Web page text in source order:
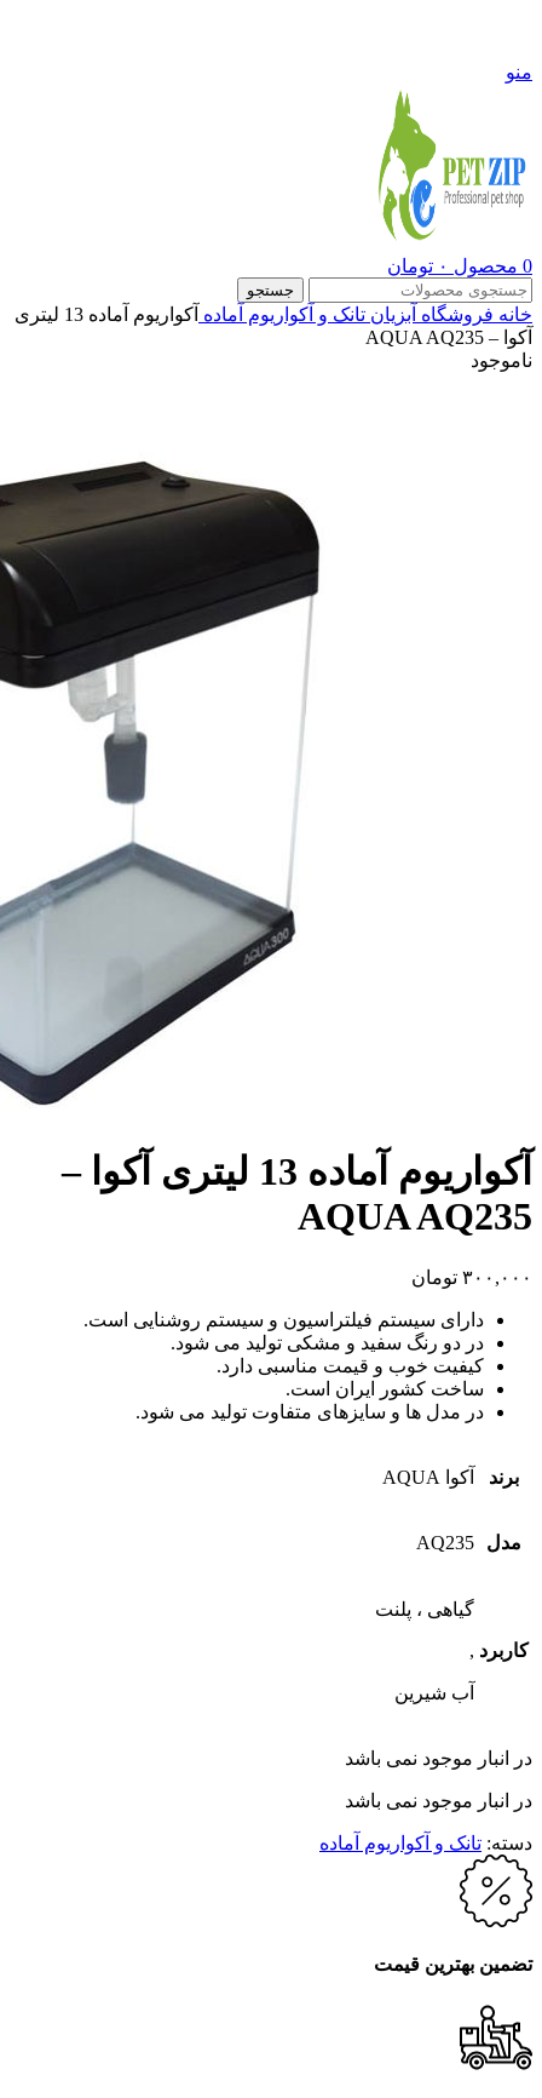
منو
0 محصول ۰ تومان
جستجو
خانه فروشگاه آبزیان تانک و آکواریوم آماده
آکواریوم آماده 13 لیتری
آکوا – AQUA AQ235
ناموجود
آکواریوم آماده 13 لیتری آکوا –
AQUA AQ235
۳۰۰,۰۰۰ تومان
دارای سیستم فیلتراسیون و سیستم روشنایی است.
در دو رنگ سفید و مشکی تولید می شود.
کیفیت خوب و قیمت مناسبی دارد.
ساخت کشور ایران است.
در مدل ها و سایزهای متفاوت تولید می شود.
برند آکوا AQUA
مدل AQ235
کاربرد
گیاهی ، پلنت
,
آب شیرین
در انبار موجود نمی باشد
در انبار موجود نمی باشد
دسته: تانک و آکواریوم آماده
تضمین بهترین قیمت